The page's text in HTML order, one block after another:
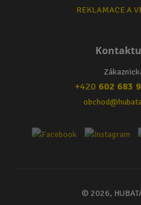
REKLAMACE A
+420 602 683
© 2026,